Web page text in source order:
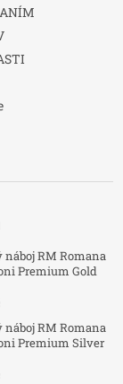
náboj RM Romana
Premium Gold
náboj RM Romana
Premium Silver